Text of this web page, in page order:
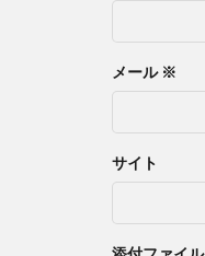
メール ※
サイト